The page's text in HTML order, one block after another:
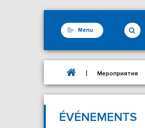
Menu
| Мероприятия
ÉVÉNEMENTS